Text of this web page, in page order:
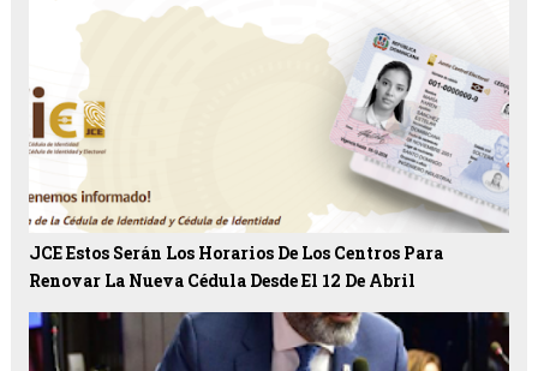
JCE Estos Serán Los Horarios De Los Centros Para
Renovar La Nueva Cédula Desde El 12 De Abril